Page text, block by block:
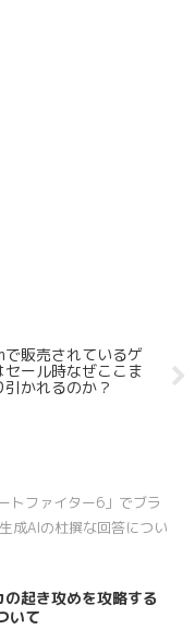
2026夏シーズンの
メ版「攻殻機動隊」
作なのか？
トファイター6」でブラ
成AIの杜撰な回答につい
の起き攻めを攻略する
いて